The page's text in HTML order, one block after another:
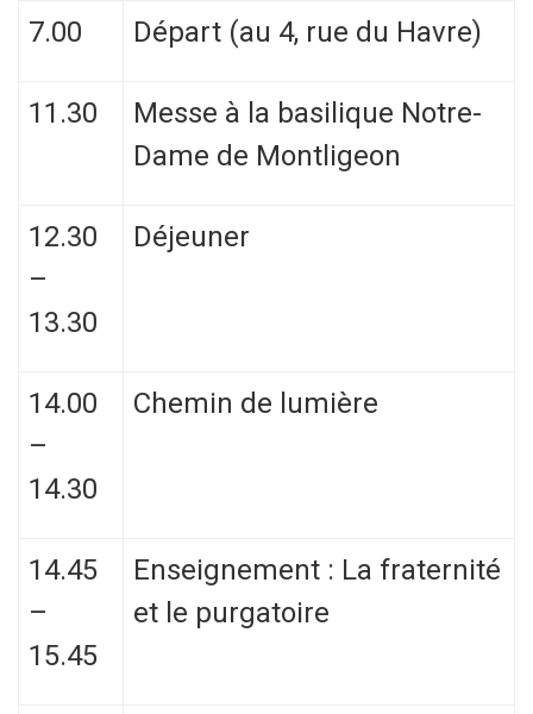
7.00 Départ (au 4, rue du Havre)
11.30
Messe à la basilique Notre-
Dame de Montligeon
12.30
–
13.30
Déjeuner
14.00
–
14.30
Chemin de lumière
14.45
–
15.45
Enseignement : La fraternité
et le purgatoire